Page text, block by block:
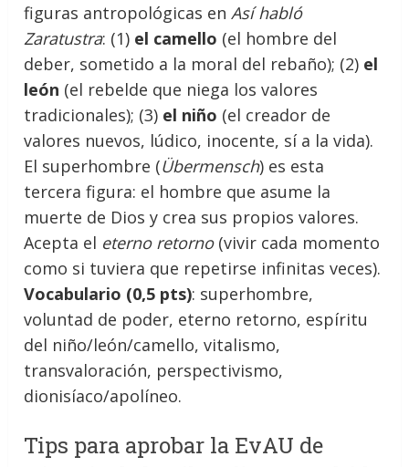
figuras antropológicas en Así habló
Zaratustra: (1) el camello (el hombre del
deber, sometido a la moral del rebaño); (2) el
león (el rebelde que niega los valores
tradicionales); (3) el niño (el creador de
valores nuevos, lúdico, inocente, sí a la vida).
El superhombre (Übermensch) es esta
tercera figura: el hombre que asume la
muerte de Dios y crea sus propios valores.
Acepta el eterno retorno(vivir cada momento
como si tuviera que repetirse infinitas veces).
Vocabulario (0,5 pts): superhombre,
voluntad de poder, eterno retorno, espíritu
del niño/león/camello, vitalismo,
transvaloración, perspectivismo,
dionisíaco/apolíneo.
Tips para aprobar la EvAU de